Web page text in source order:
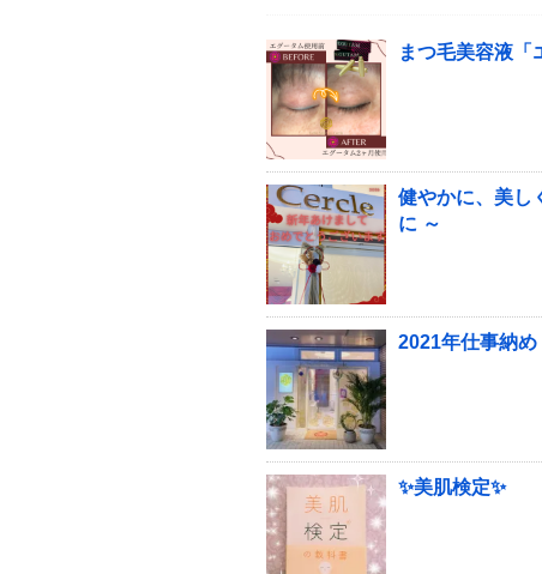
まつ毛美容液「
健やかに、美し
に ～
2021年仕事納め
✨美肌検定✨